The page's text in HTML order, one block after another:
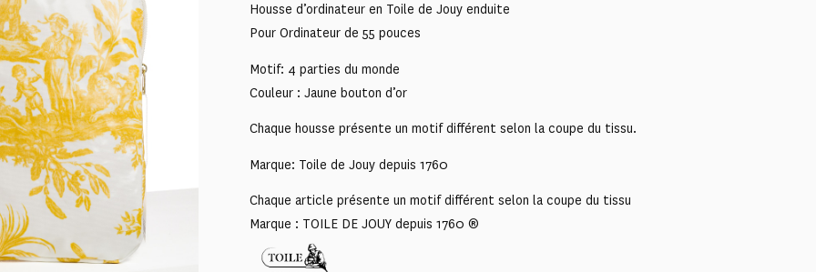
Housse d’ordinateur en Toile de Jouy enduite
Pour Ordinateur de 55 pouces
Motif: 4 parties du monde
Couleur : Jaune bouton d’or
Chaque housse présente un motif différent selon la coupe du tissu.
Marque: Toile de Jouy depuis 1760
Chaque article présente un motif différent selon la coupe du tissu
Marque : TOILE DE JOUY depuis 1760 ®